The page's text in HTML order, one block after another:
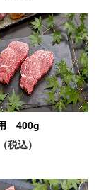
400g
税込）